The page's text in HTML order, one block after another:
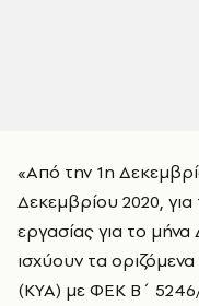
«Από την 1η
Δεκεμβρίου 2020,
εργασίας για το μήνα
ισχύουν τα
(ΚΥΑ) με ΦΕΚ Β΄